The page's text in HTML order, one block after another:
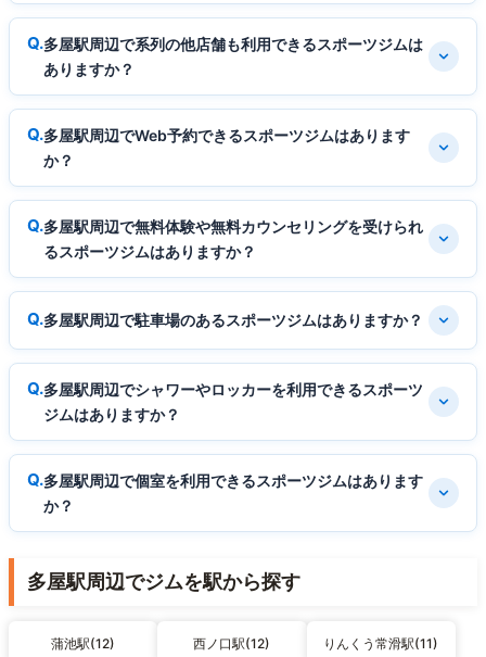
多屋駅周辺で系列の他店舗も利用できるスポーツジムは
ありますか？
多屋駅周辺でWeb予約できるスポーツジムはあります
か？
多屋駅周辺で無料体験や無料カウンセリングを受けられ
るスポーツジムはありますか？
多屋駅周辺で駐車場のあるスポーツジムはありますか？
多屋駅周辺でシャワーやロッカーを利用できるスポーツ
ジムはありますか？
多屋駅周辺で個室を利用できるスポーツジムはあります
か？
多屋駅周辺でジムを駅から探す
蒲池駅(12) 西ノ口駅(12) りんくう常滑駅(11)